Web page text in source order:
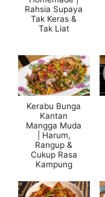
Rahsia Supaya
Tak Keras &
Tak Liat
Kerabu Bunga
Kantan
Mangga Muda
| Harum,
Rangup &
Cukup Rasa
Kampung